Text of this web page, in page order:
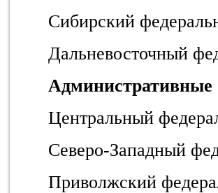
Сибирский
Дальневосточный
Административные
Центральный
Северо-Западный
Приволжский